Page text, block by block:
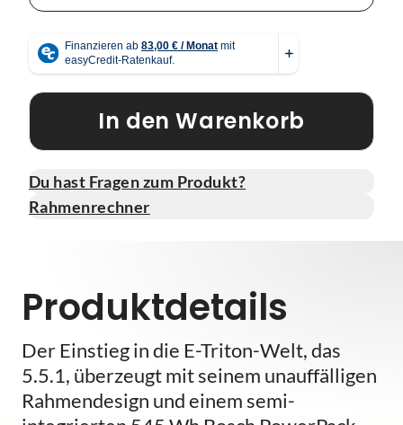
In den Warenkorb
Du hast Fragen zum Produkt?
Rahmenrechner
Produktdetails
Der Einstieg in die E-Triton-Welt, das
5.5.1, überzeugt mit seinem unauffälligen
Rahmendesign und einem semi-